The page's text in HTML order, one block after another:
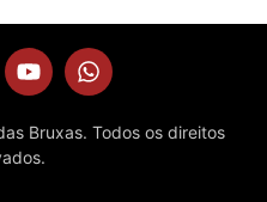
Bruxas. Todos os direitos